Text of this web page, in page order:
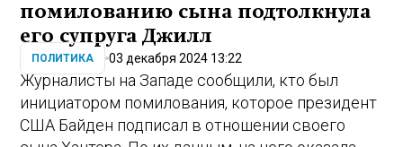
помилованию сына подтолкнула
его супруга Джилл
ПОЛИТИКА 03 декабря 2024 13:22
Журналисты на Западе сообщили, кто был
инициатором помилования, которое президент
США Байден подписал в отношении своего